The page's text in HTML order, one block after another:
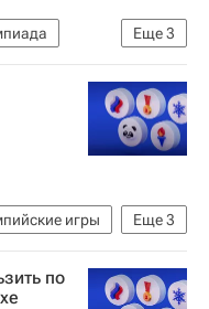
Еще3
Еще3
игры
спорт
по